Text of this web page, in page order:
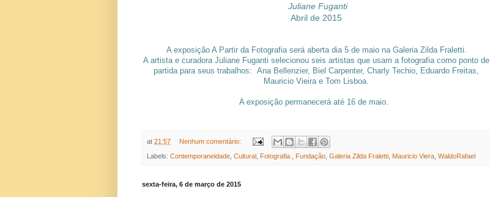
Juliane Fuganti
Abril de 2015
A exposição A Partir da Fotografia será aberta dia 5 de maio na Galeria Zilda Fraletti.
A artista e curadora Juliane Fuganti selecionou seis artistas que usam a fotografia como ponto de
partida para seus trabalhos: Ana Bellenzier, Biel Carpenter, Charly Techio, Eduardo Freitas,
Mauricio Vieira e Tom Lisboa.
A exposição permanecerá até 16 de maio.
at 21:57 Nenhum comentário:
Labels: Contemporaneidade Cultural Fotografia. Fundação Galeria Zilda Fraletti Mauricio Viera WaldoRafael
sexta-feira, 6 de março de 2015